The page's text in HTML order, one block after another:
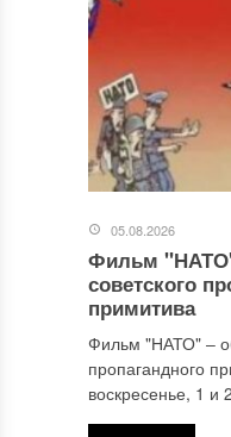
05.08.2026
Фильм
советского
примитива
Фильм "НАТО" ‒
пропагандного
воскресенье, 1 и